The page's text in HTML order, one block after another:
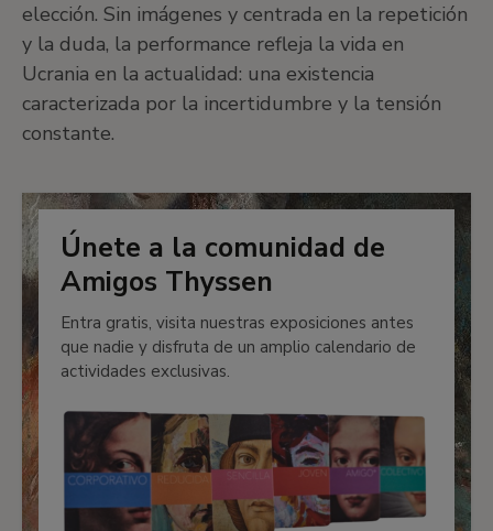
elección. Sin imágenes y centrada en la repetición
y la duda, la performance refleja la vida en
Ucrania en la actualidad: una existencia
caracterizada por la incertidumbre y la tensión
constante.
Únete a la comunidad de
Amigos Thyssen
Entra gratis, visita nuestras exposiciones antes
que nadie y disfruta de un amplio calendario de
actividades exclusivas.